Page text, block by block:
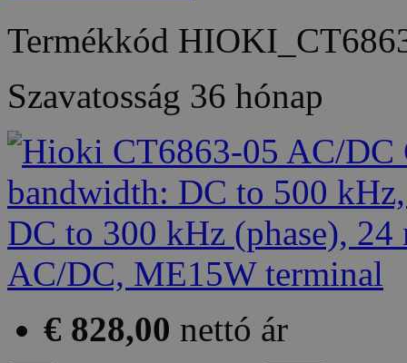
Termékkód
Szavatosság 36 hónap
€ 828,00 nettó ár